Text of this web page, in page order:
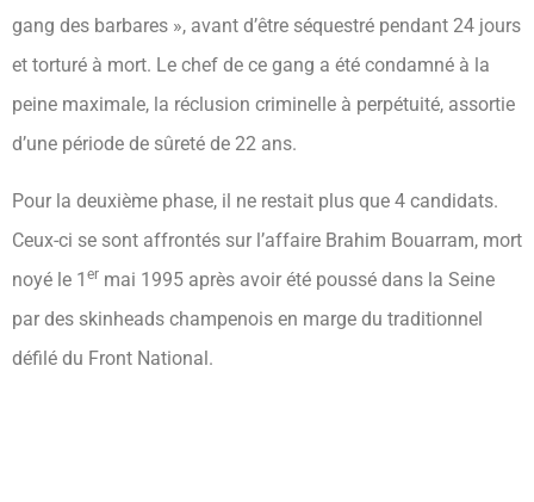
gang des barbares », avant d’être séquestré pendant 24 jours
et torturé à mort. Le chef de ce gang a été condamné à la
peine maximale, la réclusion criminelle à perpétuité, assortie
d’une période de sûreté de 22 ans.
Pour la deuxième phase, il ne restait plus que 4 candidats.
Ceux-ci se sont affrontés sur l’affaire Brahim Bouarram, mort
noyé le 1 er mai 1995 après avoir été poussé dans la Seine
par des skinheads champenois en marge du traditionnel
défilé du Front National.